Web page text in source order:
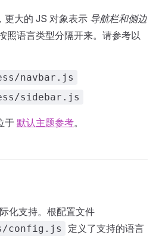
更大的 JS 对象表示 导航栏和侧边
照语言类型分隔开来。请参考以
navbar.js
sidebar.js
于 默认主题参考。
化支持。根配置文件
config.js
定义了支持的语言